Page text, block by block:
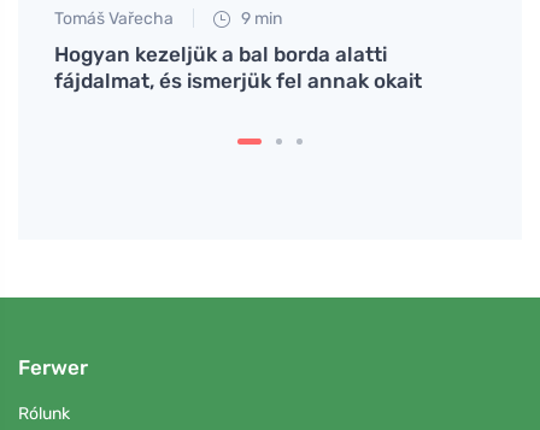
Tomáš Vařecha 9 min
Hogyan kezeljük a bal borda alatti
fájdalmat, és ismerjük fel annak okait
Ferwer
Rólunk